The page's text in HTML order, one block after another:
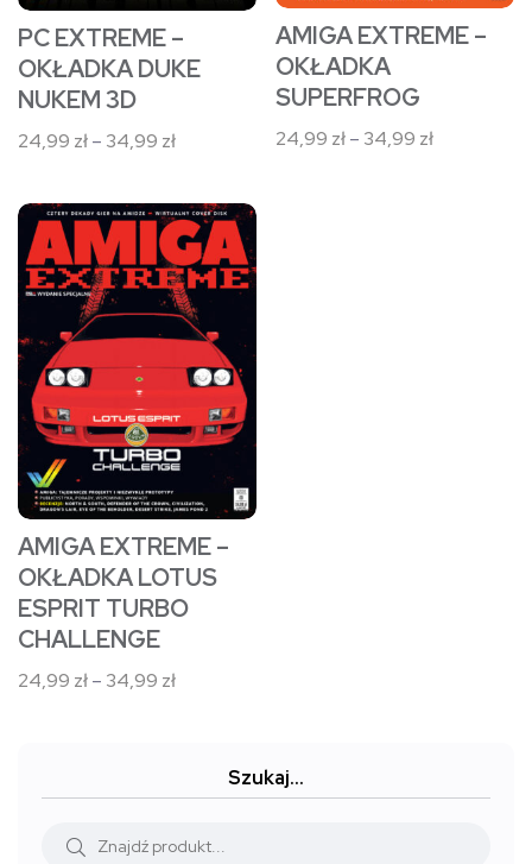
stronie
produktu
PC EXTREME –
OKŁADKA DUKE
NUKEM 3D
24,99 zł– 34,99 złZakres
24,99 zł
do
34,99 zł
stronie
produktu
AMIGA EXTREME –
OKŁADKA
SUPERFROG
24,99 zł– 34,99 złZakres
Ten
produkt
ma
wiele
wariantów.
Opcje
można
wybrać
na
stronie
produktu
AMIGA EXTREME –
OKŁADKA LOTUS
ESPRIT TURBO
CHALLENGE
24,99 zł– 34,99 złZakres
24,99 zł
do
Szukaj…